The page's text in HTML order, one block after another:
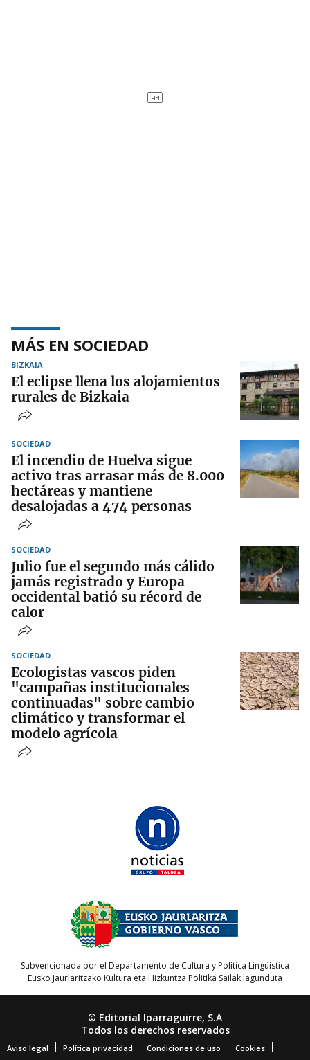
MÁS EN SOCIEDAD
BIZKAIA
El eclipse llena los alojamientos
rurales de Bizkaia
SOCIEDAD
El incendio de Huelva sigue
activo tras arrasar más de 8.000
hectáreas y mantiene
desalojadas a 474 personas
SOCIEDAD
Julio fue el segundo más cálido
jamás registrado y Europa
occidental batió su récord de
calor
SOCIEDAD
Ecologistas vascos piden
"campañas institucionales
continuadas" sobre cambio
climático y transformar el
modelo agrícola
Subvencionada por el Departamento de Cultura y Política Lingüística
Eusko Jaurlaritzako Kultura eta Hizkuntza Politika Sailak lagunduta
© Editorial Iparraguirre, S.A
Todos los derechos reservados
Aviso legal Política privacidad Condiciones de uso Cookies